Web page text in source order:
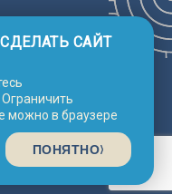
на обработку
данных
САЙТ
можно в браузере
ПОНЯТНО